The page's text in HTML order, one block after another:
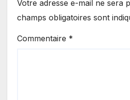
Votre adresse e-mail ne sera
champs obligatoires sont
Commentaire *